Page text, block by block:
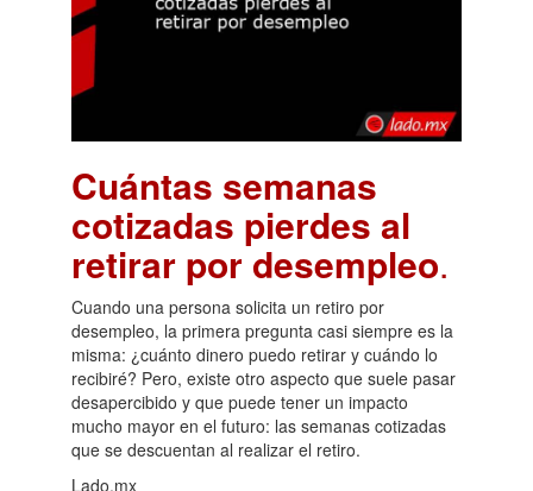
Cuántas semanas
cotizadas pierdes al
retirar por desempleo.
Cuando una persona solicita un retiro por
desempleo, la primera pregunta casi siempre es la
misma: ¿cuánto dinero puedo retirar y cuándo lo
recibiré? Pero, existe otro aspecto que suele pasar
desapercibido y que puede tener un impacto
mucho mayor en el futuro: las semanas cotizadas
que se descuentan al realizar el retiro.
Lado.mx